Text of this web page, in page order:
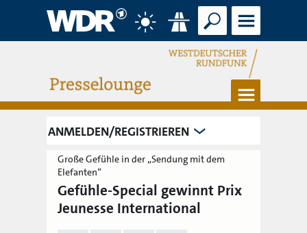
Verkehr
Suche Menü
Menü
ANMELDEN/REGISTRIEREN
Große Gefühle in der „Sendung mit dem
Elefanten“
Gefühle-Special gewinnt Prix
Jeunesse International